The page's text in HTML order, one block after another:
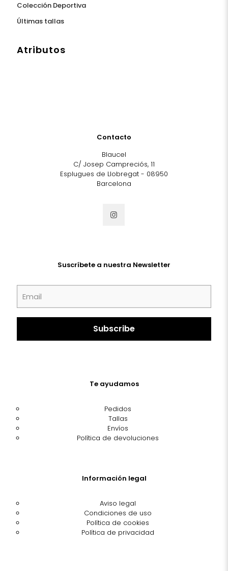
Colección Deportiva
Últimas tallas
Atributos
Contacto
Blaucel
C/ Josep Campreciós, 11
Esplugues de Llobregat - 08950
Barcelona
Suscríbete a nuestra Newsletter
Te ayudamos
Pedidos
Tallas
Envíos
Política de devoluciones
Información legal
Aviso legal
Condiciones de uso
Política de cookies
Política de privacidad